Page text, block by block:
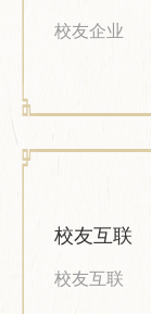
校友企业
校友互联
校友互联